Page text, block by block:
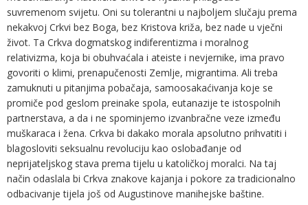
suvremenom svijetu. Oni su tolerantni u najboljem slučaju prema
nekakvoj Crkvi bez Boga, bez Kristova križa, bez nade u vječni
život. Ta Crkva dogmatskog indiferentizma i moralnog
relativizma, koja bi obuhvaćala i ateiste i nevjernike, ima pravo
govoriti o klimi, prenapučenosti Zemlje, migrantima. Ali treba
zamuknuti u pitanjima pobačaja, samoosakaćivanja koje se
promiče pod geslom preinake spola, eutanazije te istospolnih
partnerstava, a da i ne spominjemo izvanbračne veze između
muškaraca i žena. Crkva bi dakako morala apsolutno prihvatiti i
blagosloviti seksualnu revoluciju kao oslobađanje od
neprijateljskog stava prema tijelu u katoličkoj moralci. Na taj
način odaslala bi Crkva znakove kajanja i pokore za tradicionalno
odbacivanje tijela još od Augustinove manihejske baštine.